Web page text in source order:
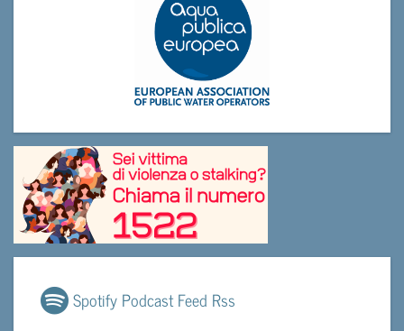
Spotify Podcast Feed Rss